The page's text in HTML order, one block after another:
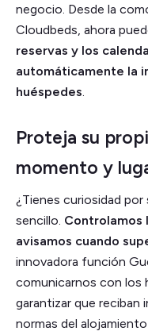
negocio. Desde la
Cloudbeds, ahora
reservas y los
automáticamente la
huéspedes
Proteja su
momento y
¿Tienes curiosidad
sencillo. Controlamos
avisamos cuando
innovadora función
comunicarnos con los
garantizar que
normas del